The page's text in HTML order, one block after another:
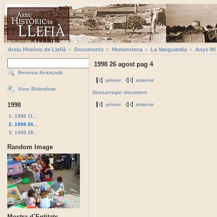
Arxiu Històric de Llefià Documents Hemeroteca La Vanguardia Anys 90
Recerca Avançada
View Slideshow
1998
1. 1998 11...
2. 1998 26...
3. 1998 28...
Random Image
1998 26 agost pag 4
primer anterior
Descarregar document
primer anterior